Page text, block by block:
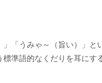
「うみゃ～（旨い）」と
準語的なくだりを耳にす